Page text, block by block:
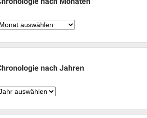
Chronologie
nach Jahren